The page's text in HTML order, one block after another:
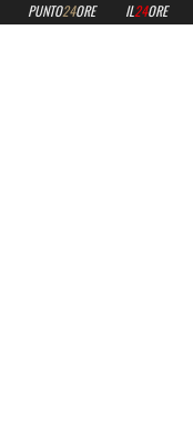
PUNTO24ORE IL24ORE